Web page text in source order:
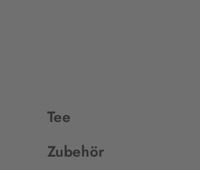
Tee
Zubehör